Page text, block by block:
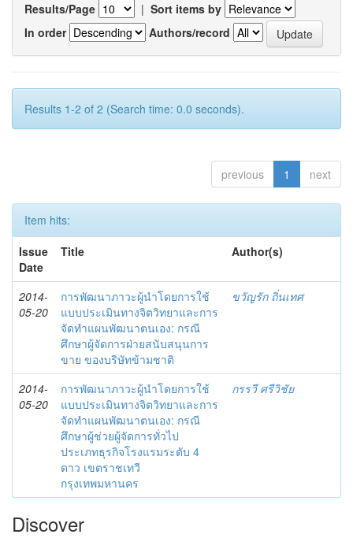
Results/Page | Sort items by
In order
Authors/record
Results 1-2 of 2 (Search time: 0.0 seconds).
previous 1 next
Item hits:
Issue
Date
Title Author(s)
2014-
05-20
การพัฒนาภาวะผู้นำโดยการใช้
แบบประเมินทางจิตวิทยาและการ
จัดทำแผนพัฒนาตนเอง: กรณี
ศึกษาผู้จัดการฝ่ายสนับสนุนการ
ขาย ของบริษัทข้ามชาติ
ขวัญรัก ถิ่นเทศ
2014-
05-20
การพัฒนาภาวะผู้นำโดยการใช้
แบบประเมินทางจิตวิทยาและการ
จัดทำแผนพัฒนาตนเอง: กรณี
ศึกษาผู้ช่วยผู้จัดการทั่วไป
ประเภทธุรกิจโรงแรมระดับ 4
ดาว เขตราชเทวี
กรุงเทพมหานคร
กรรวี ศรีวิชัย
Discover